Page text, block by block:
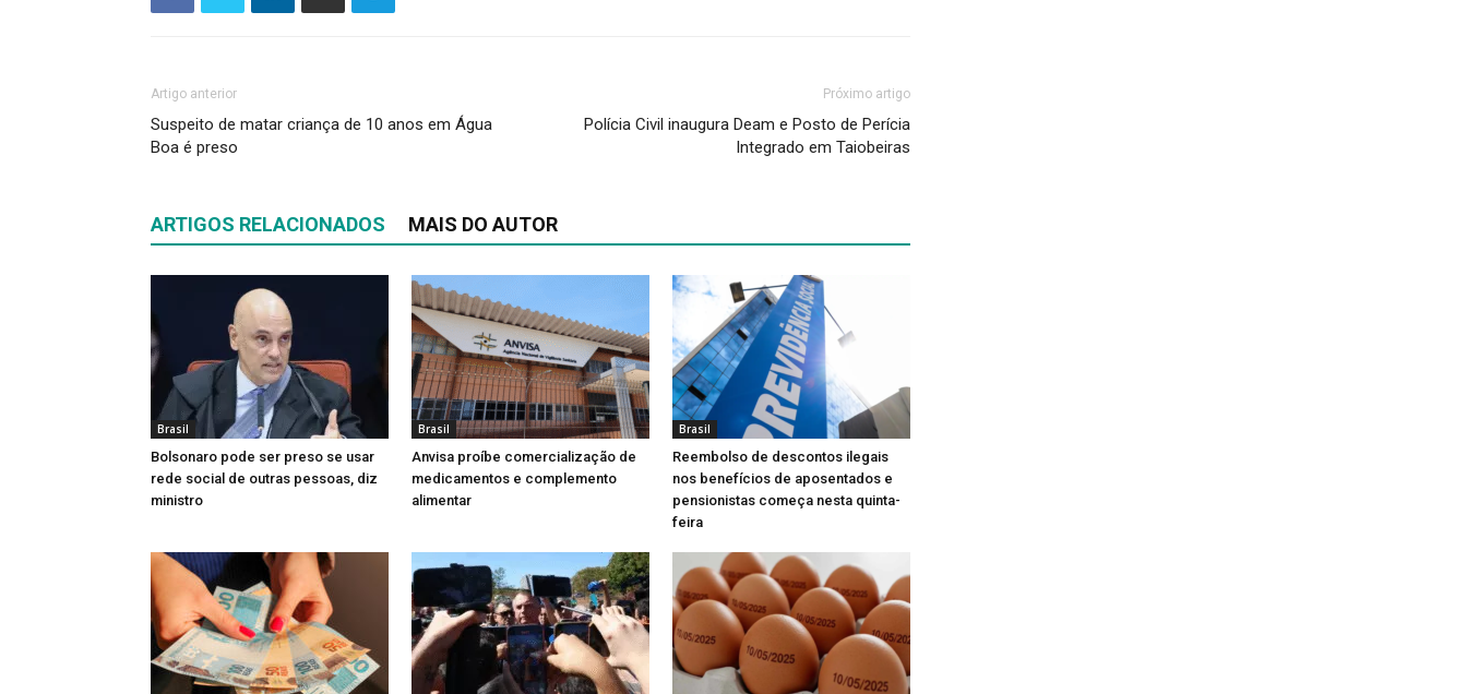
Artigo anterior
Suspeito de matar criança de 10 anos em Água
Boa é preso
Próximo artigo
Polícia Civil inaugura Deam e Posto de Perícia
Integrado em Taiobeiras
ARTIGOS RELACIONADOS MAIS DO AUTOR
Brasil
Bolsonaro pode ser preso se usar
rede social de outras pessoas, diz
ministro
Brasil
Anvisa proíbe comercialização de
medicamentos e complemento
alimentar
Brasil
Reembolso de descontos ilegais
nos benefícios de aposentados e
pensionistas começa nesta quinta-
feira